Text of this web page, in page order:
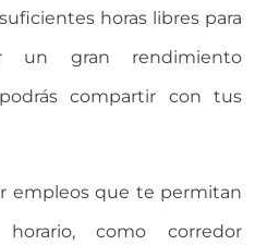
horas libres para
un gran rendimiento
compartir con tus
empleos que te permitan
como corredor